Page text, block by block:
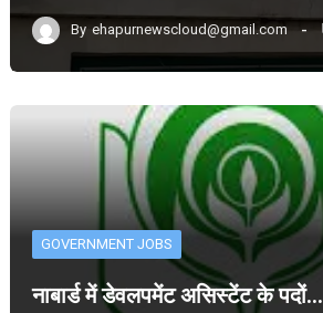
By ehapurnewscloud@gmail.com
GOVERNMENT JOBS
नाबार्ड में डेवलपमेंट असिस्टेंट के पदों…